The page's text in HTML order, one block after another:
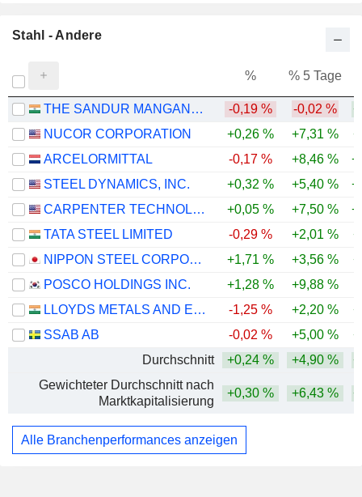
Stahl - Andere
% % 5 Tage
THE SANDUR MANGANESE & IRON ORES LIMITED -0,19 % -0,02 %
NUCOR CORPORATION
+0,26 % +7,31 %
ARCELORMITTAL
-0,17 % +8,46 %
STEEL DYNAMICS, INC.
+0,32 % +5,40 %
CARPENTER TECHNOLOGY CORPORATION
+0,05 % +7,50 %
TATA STEEL LIMITED
-0,29 % +2,01 %
NIPPON STEEL CORPORATION
+1,71 % +3,56 %
POSCO HOLDINGS INC.
+1,28 % +9,88 %
LLOYDS METALS AND ENERGY LIMITED
-1,25 % +2,20 %
SSAB AB
-0,02 % +5,00 %
Durchschnitt
+0,24 % +4,90 %
Gewichteter Durchschnitt nach
Marktkapitalisierung
+0,30 % +6,43 %
Alle Branchenperformances anzeigen